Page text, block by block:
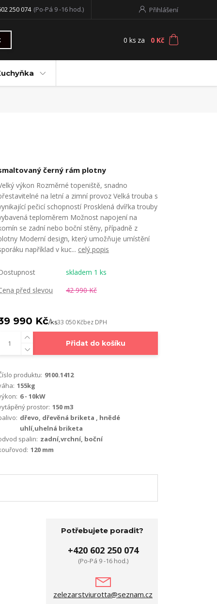
Přihlášení
250 074 (Po-Pá 9 -16 hod.)
0 ks za 0 Kč
černý rám plotny
výkon Rozměrné topeniště, snadno
na letní a zimní provoz Velká trouba s
pečicí schopností Prosklená dvířka trouby
teploměrem Možnost napojení na
se zadní nebo boční stěny, případně z
Moderní design, který umožňuje umístění
například v kuc... celý popis
skladem 1 ks
před slevou
42 990 Kč
990 Kč/ks33 050 Kčbez DPH
Přidat do košíku
produktu: 9100.1412
155kg
6 - 10kW
prostor: 150 m3
dřevo, dřevěná briketa , hnědé
uhlí,uhelná briketa
spalin: zadní,vrchní, boční
120 mm
Potřebujete poradit?
+420 602 250 074
(Po-Pá 9 -16 hod.)
zelezarstviurotta@seznam.cz